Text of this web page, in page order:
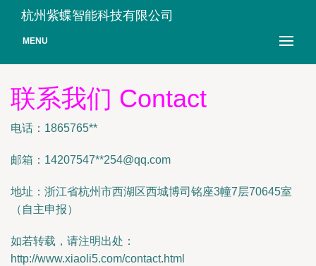
杭州紫蝶智能科技有限公司
MENU
联系我们 Contact
电话：1865765**
邮箱：14207547**254@qq.com
地址：浙江省杭州市西湖区西城博司铭座3幢7层70645室
（自主申报）
如若转载，请注明出处：
http://www.xiaoli5.com/contact.html